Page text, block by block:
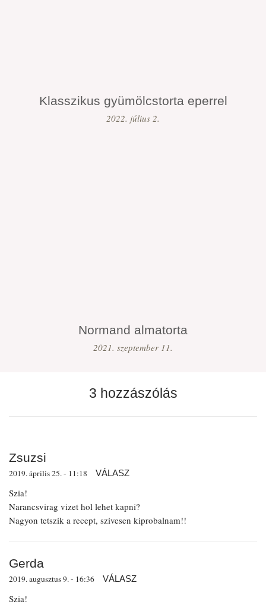
Klasszikus gyümölcstorta eperrel
2022. július 2.
Normand almatorta
2021. szeptember 11.
3 hozzászólás
Zsuzsi
2019. április 25. - 11:18 VÁLASZ
Szia!
Narancsvirag vizet hol lehet kapni?
Nagyon tetszik a recept, szivesen kiprobalnam!!
Gerda
2019. augusztus 9. - 16:36 VÁLASZ
Szia!